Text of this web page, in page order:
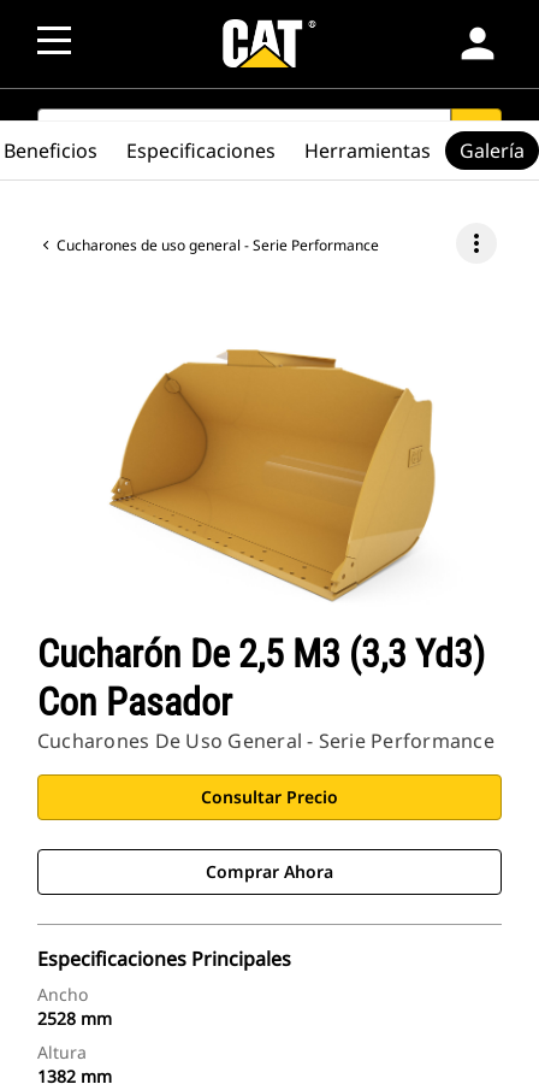
person
SEARCH search
Cucharones de uso general - Serie Performance more_vert
Cucharón De 2,5 M3 (3,3 Yd3)
Con Pasador
Cucharones De Uso General - Serie Performance
Consultar Precio
Comprar Ahora
Especificaciones Principales
Ancho
2528 mm
Altura
1382 mm
Beneficios Especificaciones Herramientas Galería